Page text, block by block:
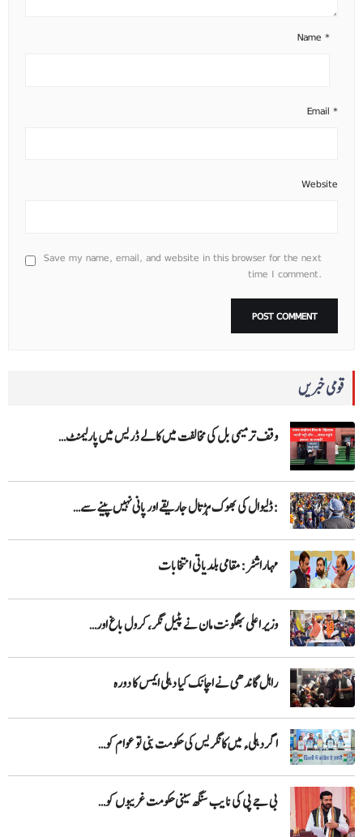
قومی خبریں
وقف ترمیمی بل کی مخالفت میں کالے ڈریس میں پارلیمنٹ…
:ڈلیوال کی بھوک ہڑتال جاریقے اور پانی نہیں پینے سے…
مہاراشٹر: مقامی بلدیاتی انتخابات
وزیر اعلی بھگونت مان نے پٹیل نگر، کرول باغ اور…
راہل گاندھی نے اچانک کیا دہلی ایمس کا دورہ
اگر دہلیء میں کانگریس کی حکومت بنی تو عوام کو…
بی جے پی کی نایب سنگھ سینی حکومت غریبوں کو…
Name *
Email *
Website
Save my name, email, and website in this browser for the next
time I comment.